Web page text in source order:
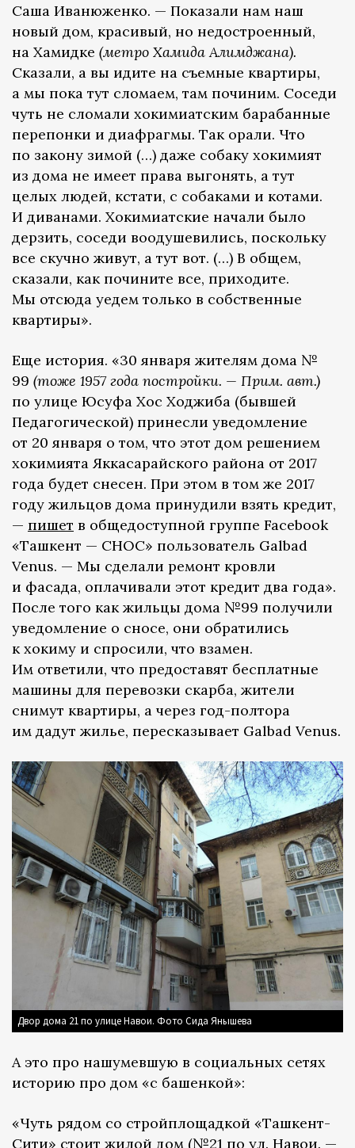
Саша Иванюженко. — Показали нам наш
новый дом, красивый, но недостроенный,
на Хамидке (метро Хамида Алимджана).
Сказали, а вы идите на съемные квартиры,
а мы пока тут сломаем, там починим. Соседи
чуть не сломали хокимиатским барабанные
перепонки и диафрагмы. Так орали. Что
по закону зимой (…) даже собаку хокимият
из дома не имеет права выгонять, а тут
целых людей, кстати, с собаками и котами.
И диванами. Хокимиатские начали было
дерзить, соседи воодушевились, поскольку
все скучно живут, а тут вот. (…) В общем,
сказали, как почините все, приходите.
Мы отсюда уедем только в собственные
квартиры».
Еще история. «30 января жителям дома №
99 (тоже 1957 года постройки. — Прим. авт.)
по улице Юсуфа Хос Ходжиба (бывшей
Педагогической) принесли уведомление
от 20 января о том, что этот дом решением
хокимията Яккасарайского района от 2017
года будет снесен. При этом в том же 2017
году жильцов дома принудили взять кредит,
— пишет в общедоступной группе Facebook
«Ташкент — СНОС» пользователь Galbad
Venus. — Мы сделали ремонт кровли
и фасада, оплачивали этот кредит два года».
После того как жильцы дома №99 получили
уведомление о сносе, они обратились
к хокиму и спросили, что взамен.
Им ответили, что предоставят бесплатные
машины для перевозки скарба, жители
снимут квартиры, а через год-полтора
им дадут жилье, пересказывает Galbad Venus.
Двор дома 21 по улице Навои. Фото Сида Янышева
А это про нашумевшую в социальных сетях
историю про дом «с башенкой»:
«Чуть рядом со стройплощадкой «Ташкент-
Сити» стоит жилой дом (№21 по ул. Навои. —